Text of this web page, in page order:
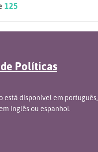
125
Políticas
está disponível em português,
inglês ou espanhol.